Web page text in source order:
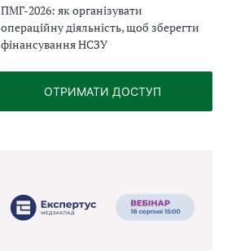
ПМГ-2026: як організувати
операційну діяльність, щоб зберегти
фінансування НСЗУ
ОТРИМАТИ ДОСТУП